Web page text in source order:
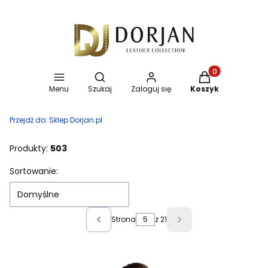
Menu
Otwórz wyszukiwarkę
Szukaj Zaloguj się
Produkty w
Koszyk
Przejdź do: Sklep Dorjan.pl
Produkty: 503
Lista produktów
Sortowanie:
Domyślne
Poprzednie produkty
Strona z 21 Następne produkty